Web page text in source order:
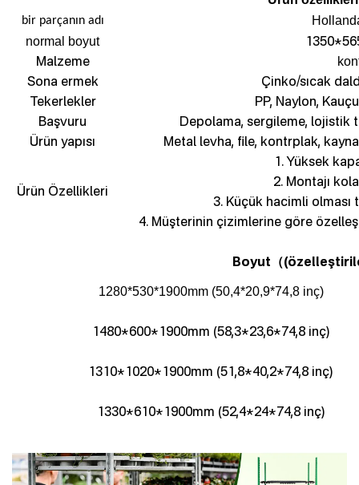
bir parçanın adı
normal boyut
1350*56
Malzeme
Sona ermek
Çinko/sıcak
Tekerlekler
PP, Naylon,
Başvuru
Depolama, sergileme, lojistik
Ürün yapısı
Metal levha, file, kontrplak,
Ürün Özellikleri
1. Yüksek
2. Montajı
3. Küçük hacimli olması
4. Müşterinin çizimlerine göre
Boyut （
1280*530*1900mm (50,4*20,9*74,8 inç)
1480*600*1900mm (58,3*23,6*74,8 inç)
1310*1020*1900mm (51,8*40,2*74,8 inç)
1330*610*1900mm (52,4*24*74,8 inç)